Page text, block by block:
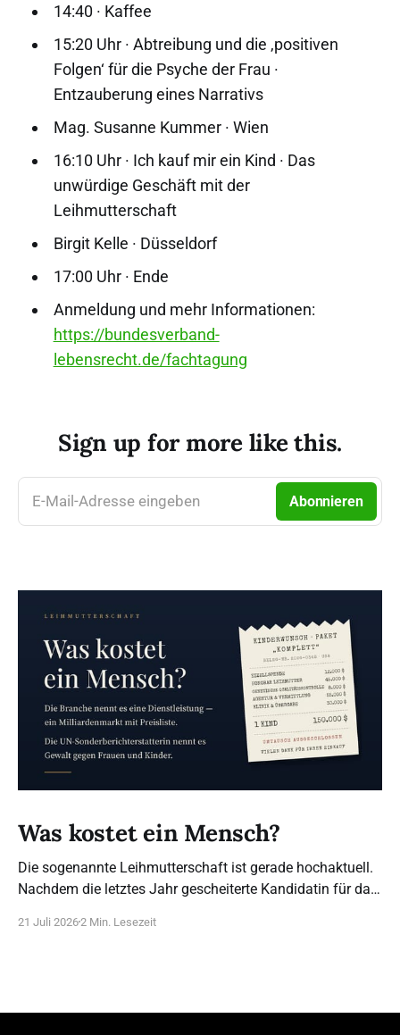
14:40 · Kaffee
15:20 Uhr · Abtreibung und die ‚positiven
Folgen‘ für die Psyche der Frau ·
Entzauberung eines Narrativs
Mag. Susanne Kummer · Wien
16:10 Uhr · Ich kauf mir ein Kind · Das
unwürdige Geschäft mit der
Leihmutterschaft
Birgit Kelle · Düsseldorf
17:00 Uhr · Ende
Anmeldung und mehr Informationen:
https://bundesverband-
lebensrecht.de/fachtagung
Sign up for more like this.
E-Mail-Adresse eingeben Abonnieren
Was kostet ein Mensch?
Die sogenannte Leihmutterschaft ist gerade hochaktuell.
Nachdem die letztes Jahr gescheiterte Kandidatin für das
für die Legalisierung ausspricht (das bestehende Verbot
21 Juli 20262 Min. Lesezeit